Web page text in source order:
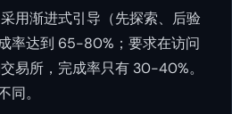
采用渐进式引导（先探索、后验
率达到 65-80%；要求在访问
易所，完成率只有 30-40%。
同。